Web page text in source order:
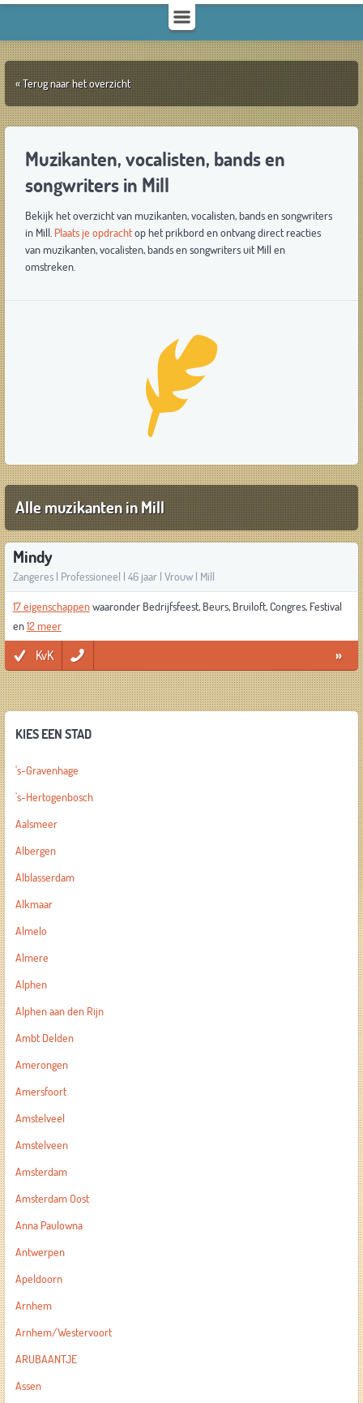
« Terug naar het overzicht
Muzikanten, vocalisten, bands en
songwriters in Mill
Bekijk het overzicht van muzikanten, vocalisten, bands en songwriters
in Mill. Plaats je opdrachtop het prikbord en ontvang direct reacties
van muzikanten, vocalisten, bands en songwriters uit Mill en
omstreken.
Alle muzikanten in Mill
Mindy
Zangeres | Professioneel | 46 jaar | Vrouw | Mill
17 eigenschappenwaaronder Bedrijfsfeest, Beurs, Bruiloft, Congres, Festival
en12 meer
KvK »
KIES EEN STAD
's-Gravenhage
's-Hertogenbosch
Aalsmeer
Albergen
Alblasserdam
Alkmaar
Almelo
Almere
Alphen
Alphen aan den Rijn
Ambt Delden
Amerongen
Amersfoort
Amstelveel
Amstelveen
Amsterdam
Amsterdam Oost
Anna Paulowna
Antwerpen
Apeldoorn
Arnhem
Arnhem/Westervoort
ARUBAANTJE
Assen